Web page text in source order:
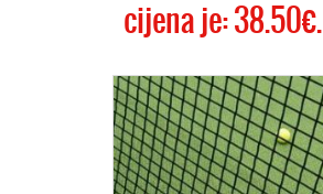
cijena je: 38.50€.